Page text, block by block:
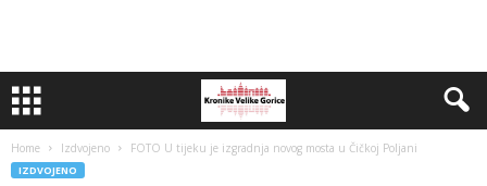
Home Izdvojeno FOTO U tijeku je izgradnja novog mosta u Čičkoj Poljani
IZDVOJENO